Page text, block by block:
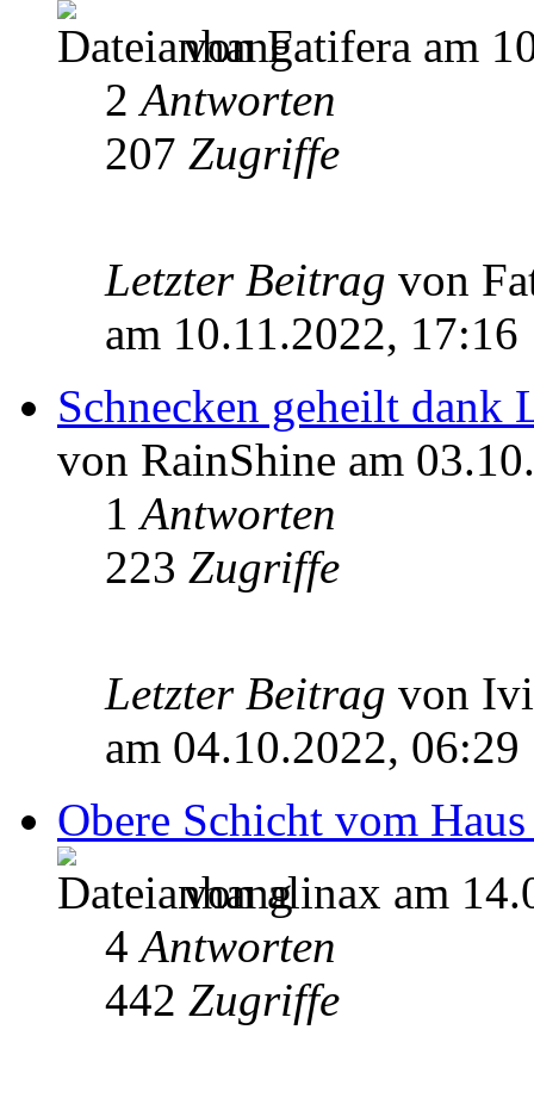
von Fatifera am
2Antworten
207 Zugriffe
Letzter Beitrag von
am 10.11.2022, 17:16
Schnecken geheilt dank
von RainShine am
1Antworten
223 Zugriffe
Letzter Beitrag von
am 04.10.2022, 06:29
Obere Schicht vom
von alinax am
4Antworten
442 Zugriffe